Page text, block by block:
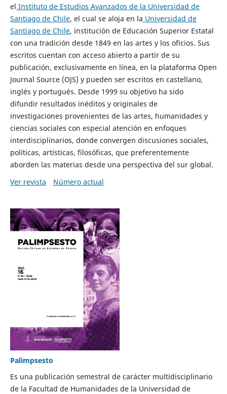
el Instituto de Estudios Avanzados de la Universidad de
Santiago de Chile, el cual se aloja en la Universidad de
Santiago de Chile, institución de Educación Superior Estatal
con una tradición desde 1849 en las artes y los oficios. Sus
escritos cuentan con acceso abierto a partir de su
publicación, exclusivamente en línea, en la plataforma Open
Journal Source (OJS) y pueden ser escritos en castellano,
inglés y portugués. Desde 1999 su objetivo ha sido
difundir resultados inéditos y originales de
investigaciones provenientes de las artes, humanidades y
ciencias sociales con especial atención en enfoques
interdisciplinarios, donde convergen discusiones sociales,
políticas, artísticas, filosóficas, que preferentemente
aborden las materias desde una perspectiva del sur global.
Ver revista
Número actual
Palimpsesto
Es una publicación semestral de carácter multidisciplinario
de la Facultad de Humanidades de la Universidad de